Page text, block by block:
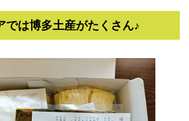
では博多土産がたくさん♪